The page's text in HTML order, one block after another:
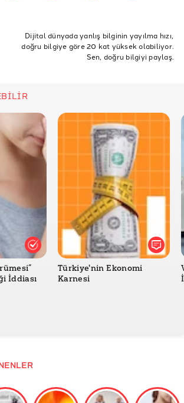
tarım enflasyon
Kırmızı Et
Hayvancılık Hayvan Fiyatlar
et
Dijital dünyada yanlış bilginin yayılma hızı,
doğru bilgiye göre 20 kat yüksek olabiliyor.
Sen, doğru bilgiyi paylaş.
İddiası
Türkiye'nin Ekonomi
Karnesi